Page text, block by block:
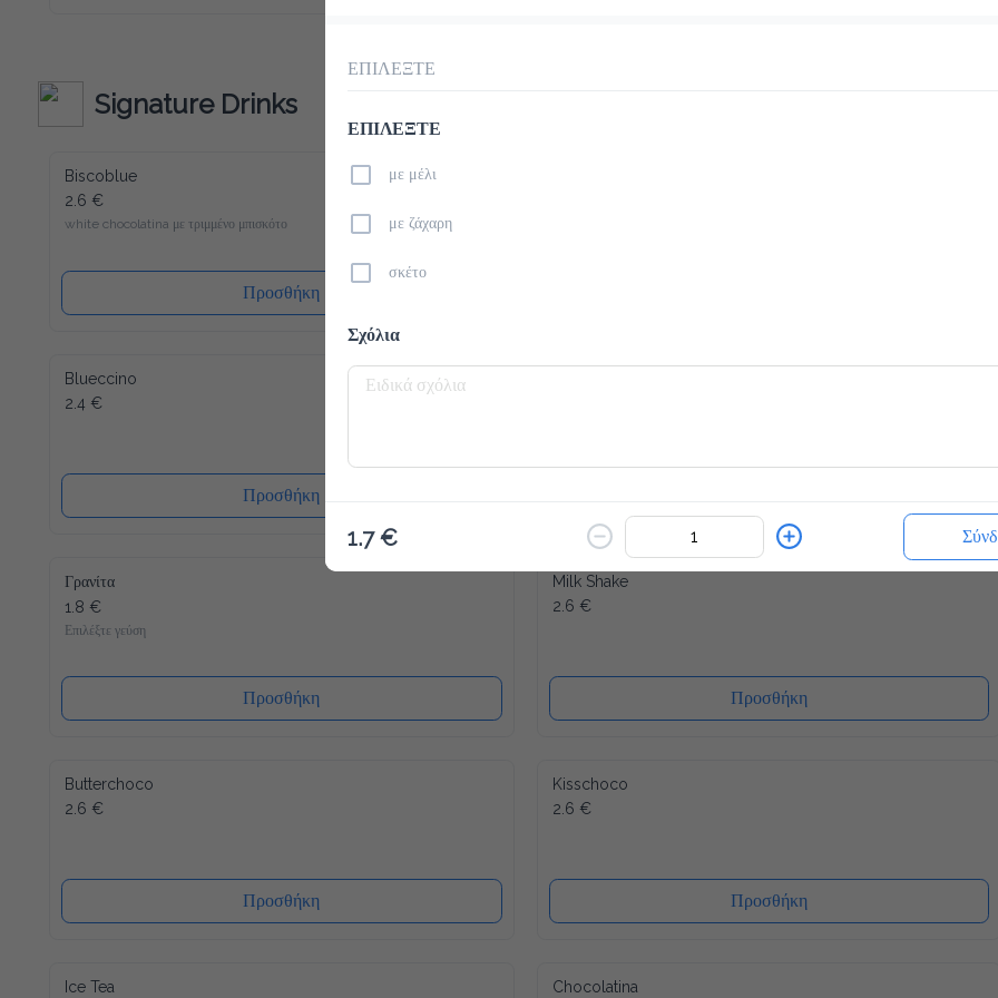
SlimCoffee περιέχει επίσης καφεΐνη.
Signature Drinks
Biscoblue
2.6 €
white chocolatina με τριμμένο μπισκότο
Προσθήκη
Blueccino
2.4 €
Προσθήκη
Γρανίτα
1.8 €
Επιλέξτε γεύση
Προσθήκη
Milk Shake
2.6 €
Προσθήκη
Butterchoco
2.6 €
Προσθήκη
Kisschoco
2.6 €
Προσθήκη
Ice Tea
Chocolatina
ΕΠΙΛΕΞΤΕ
ΕΠΙΛΕΞΤΕ
με μέλι
με ζάχαρη
σκέτο
Σχόλια
1.7 €